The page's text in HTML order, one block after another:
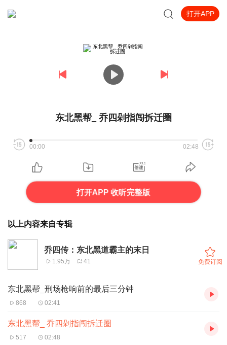
打开APP
东北黑帮_ 乔四剁指闯拆迁圈
00:00 02:48
打开APP 收听完整版
以上内容来自专辑
乔四传：东北黑道霸主的末日
1.95万 41 免费订阅
东北黑帮_刑场枪响前的最后三分钟
868 02:41
东北黑帮_ 乔四剁指闯拆迁圈
517 02:48